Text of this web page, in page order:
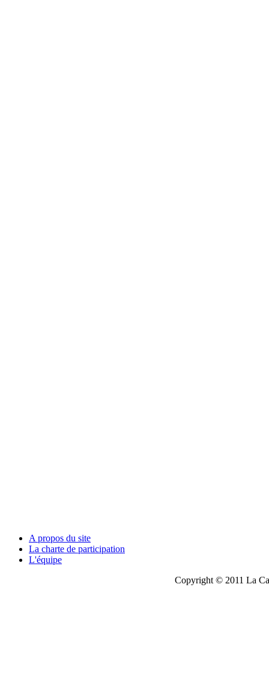
A propos du site
La charte de participation
L'équipe
Copyright © 2011 La